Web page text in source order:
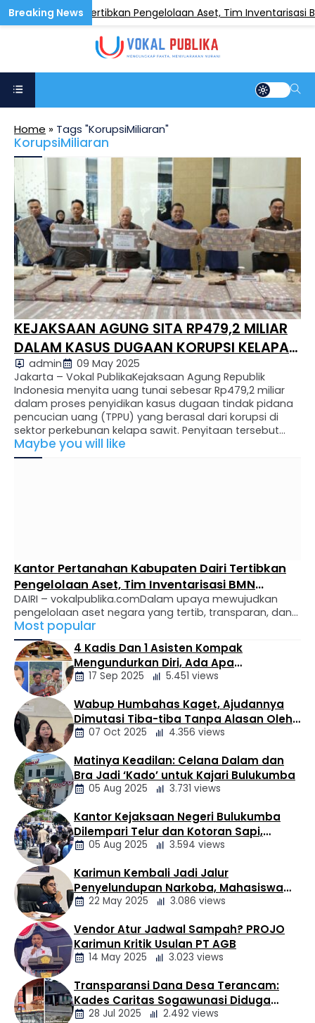
Dairi Tertibkan Pengelolaan Aset, Tim Inventarisasi
Home » Tags "KorupsiMiliaran"
KorupsiMiliaran
KEJAKSAAN AGUNG SITA RP479,2 MILIAR
DALAM KASUS DUGAAN KORUPSI KELAPA
SAWIT
admin
09 May 2025
Jakarta – Vokal PublikaKejaksaan Agung Republik
Indonesia menyita uang tunai sebesar Rp479,2 miliar
dalam proses penyidikan kasus dugaan tindak pidana
pencucian uang (TPPU) yang berasal dari korupsi di
sektor perkebunan kelapa sawit. Penyitaan tersebut
dilakukan terhadap rekening dua perusahaan yang
terafiliasi dengan PT Darmex Plantations, yakni PT
Maybe you will like
Kapolres Dairi AKBP Otniel Siahaan Pastikan
Penanganan Kasus Penganiayaan Maut
Berjalan Transparan dan Profesional
DAIRI –vokalpublika.comSatuan Reserse Kriminal
(Satreskrim) Polres Dairi menetapkan seorang pria
berinisial CT (51), pemilik sebuah kafe di Desa Kuta
Buluh, Kecamatan Tanah Pinem, sebagai tersangka
dalam perkara dugaan tindak pidana pembunuhan
dan/atau penganiayaan yang mengakibatkan
meninggal dunia. Penetapan tersangka tersebut
dilakukan berdasarkan hasil penyelidikan dan
penyidikan Satreskrim Polres Dairi atas laporan yang
diterima pada 4 …
Most popular
Berita
Daerah
4 Kadis Dan 1 Asisten Kompak
Mengundurkan Diri, Ada Apa
Pemerintahan Oloan
17 Sep 2025 5.451 views
Berita
Daerah
Wabup Humbahas Kaget, Ajudannya
Dimutasi Tiba-tiba Tanpa Alasan Oleh
Bupati
07 Oct 2025 4.356 views
Berita
Daerah
Matinya Keadilan: Celana Dalam dan
Bra Jadi ‘Kado’ untuk Kajari Bulukumba
05 Aug 2025 3.731 views
Berita
Daerah
Kantor Kejaksaan Negeri Bulukumba
Dilempari Telur dan Kotoran Sapi,
Keluarga Korban Lakalantas Tuntut
05 Aug 2025 3.594 views
Berita
Daerah
Karimun Kembali Jadi Jalur
Penyelundupan Narkoba, Mahasiswa
Desak Pemkab dan Aparat Bertindak
22 May 2025 3.086 views
Berita
Daerah
Vendor Atur Jadwal Sampah? PROJO
Karimun Kritik Usulan PT AGB
14 May 2025 3.023 views
Transparansi Dana Desa Terancam:
Kades Caritas Sogawunasi Diduga
Gelapkan Bantuan untuk Warga
28 Jul 2025 2.492 views